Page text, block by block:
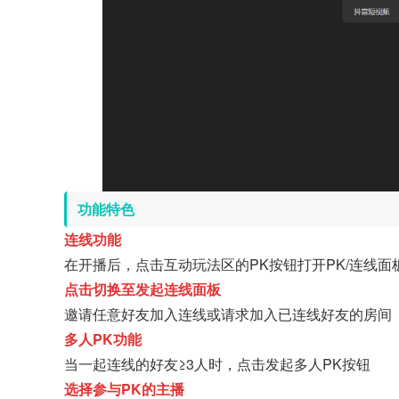
功能特色
连线功能
在开播后，点击互动玩法区的PK按钮打开PK/连线面
点击切换至发起连线面板
邀请任意好友加入连线或请求加入已连线好友的房间
多人PK功能
当一起连线的好友≥3人时，点击发起多人PK按钮
选择参与PK的主播